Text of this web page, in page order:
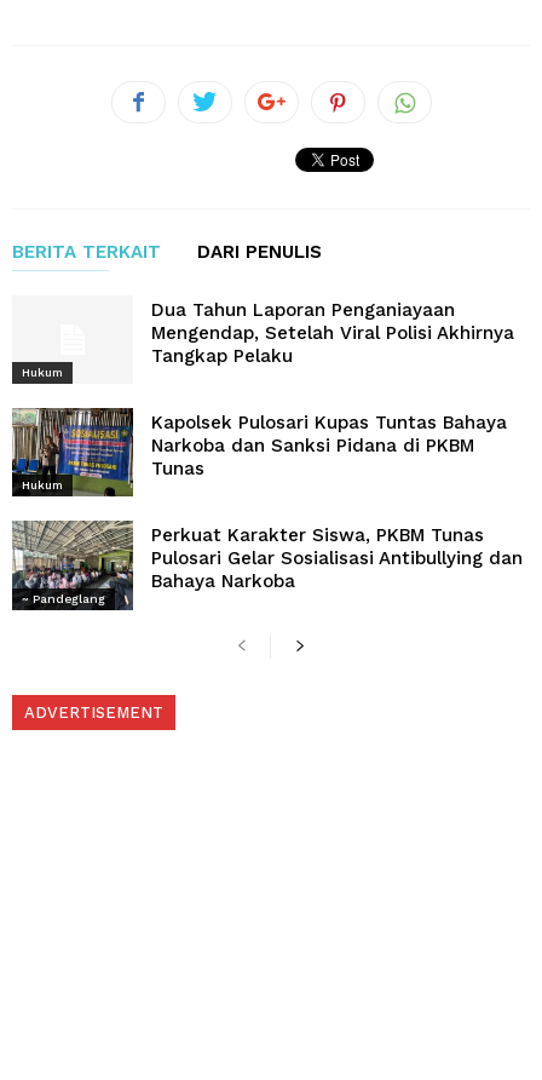
BERITA TERKAIT DARI PENULIS
Hukum
Dua Tahun Laporan Penganiayaan
Mengendap, Setelah Viral Polisi Akhirnya
Tangkap Pelaku
Hukum
Kapolsek Pulosari Kupas Tuntas Bahaya
Narkoba dan Sanksi Pidana di PKBM
Tunas
~ Pandeglang
Perkuat Karakter Siswa, PKBM Tunas
Pulosari Gelar Sosialisasi Antibullying dan
Bahaya Narkoba
ADVERTISEMENT